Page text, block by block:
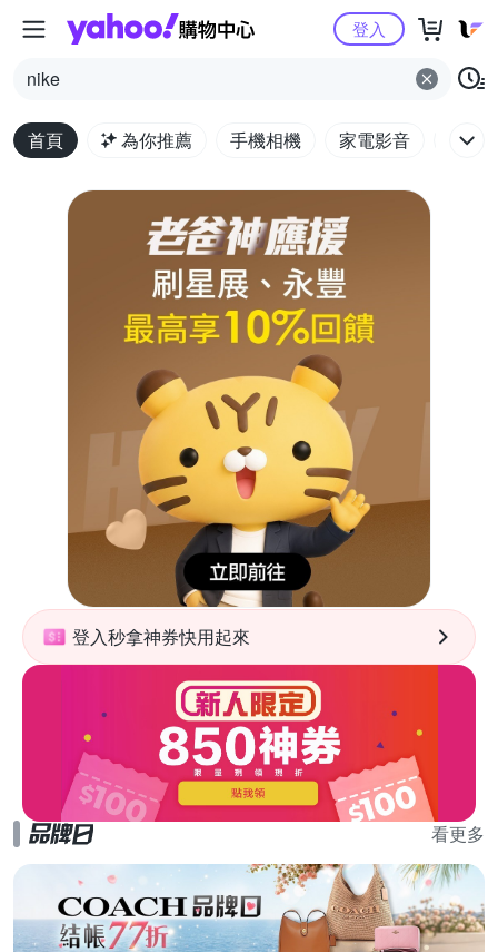
Yahoo購物中心
nike
登入
首頁 為你推薦 手機相機 家電影音 電腦
登入秒拿神券快用起來
看更多